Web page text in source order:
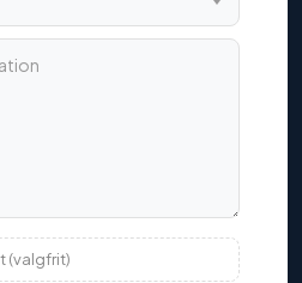
(valgfrit)